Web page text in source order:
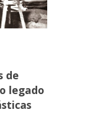
de
legado